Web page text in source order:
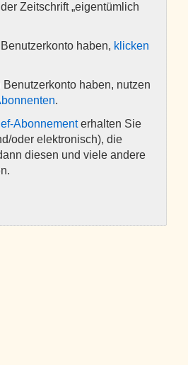
Zeitschrift „eigentümlich
haben, klicken
haben, nutzen
.
ef-Abonnementerhalten Sie
oder elektronisch), die
diesen und viele andere